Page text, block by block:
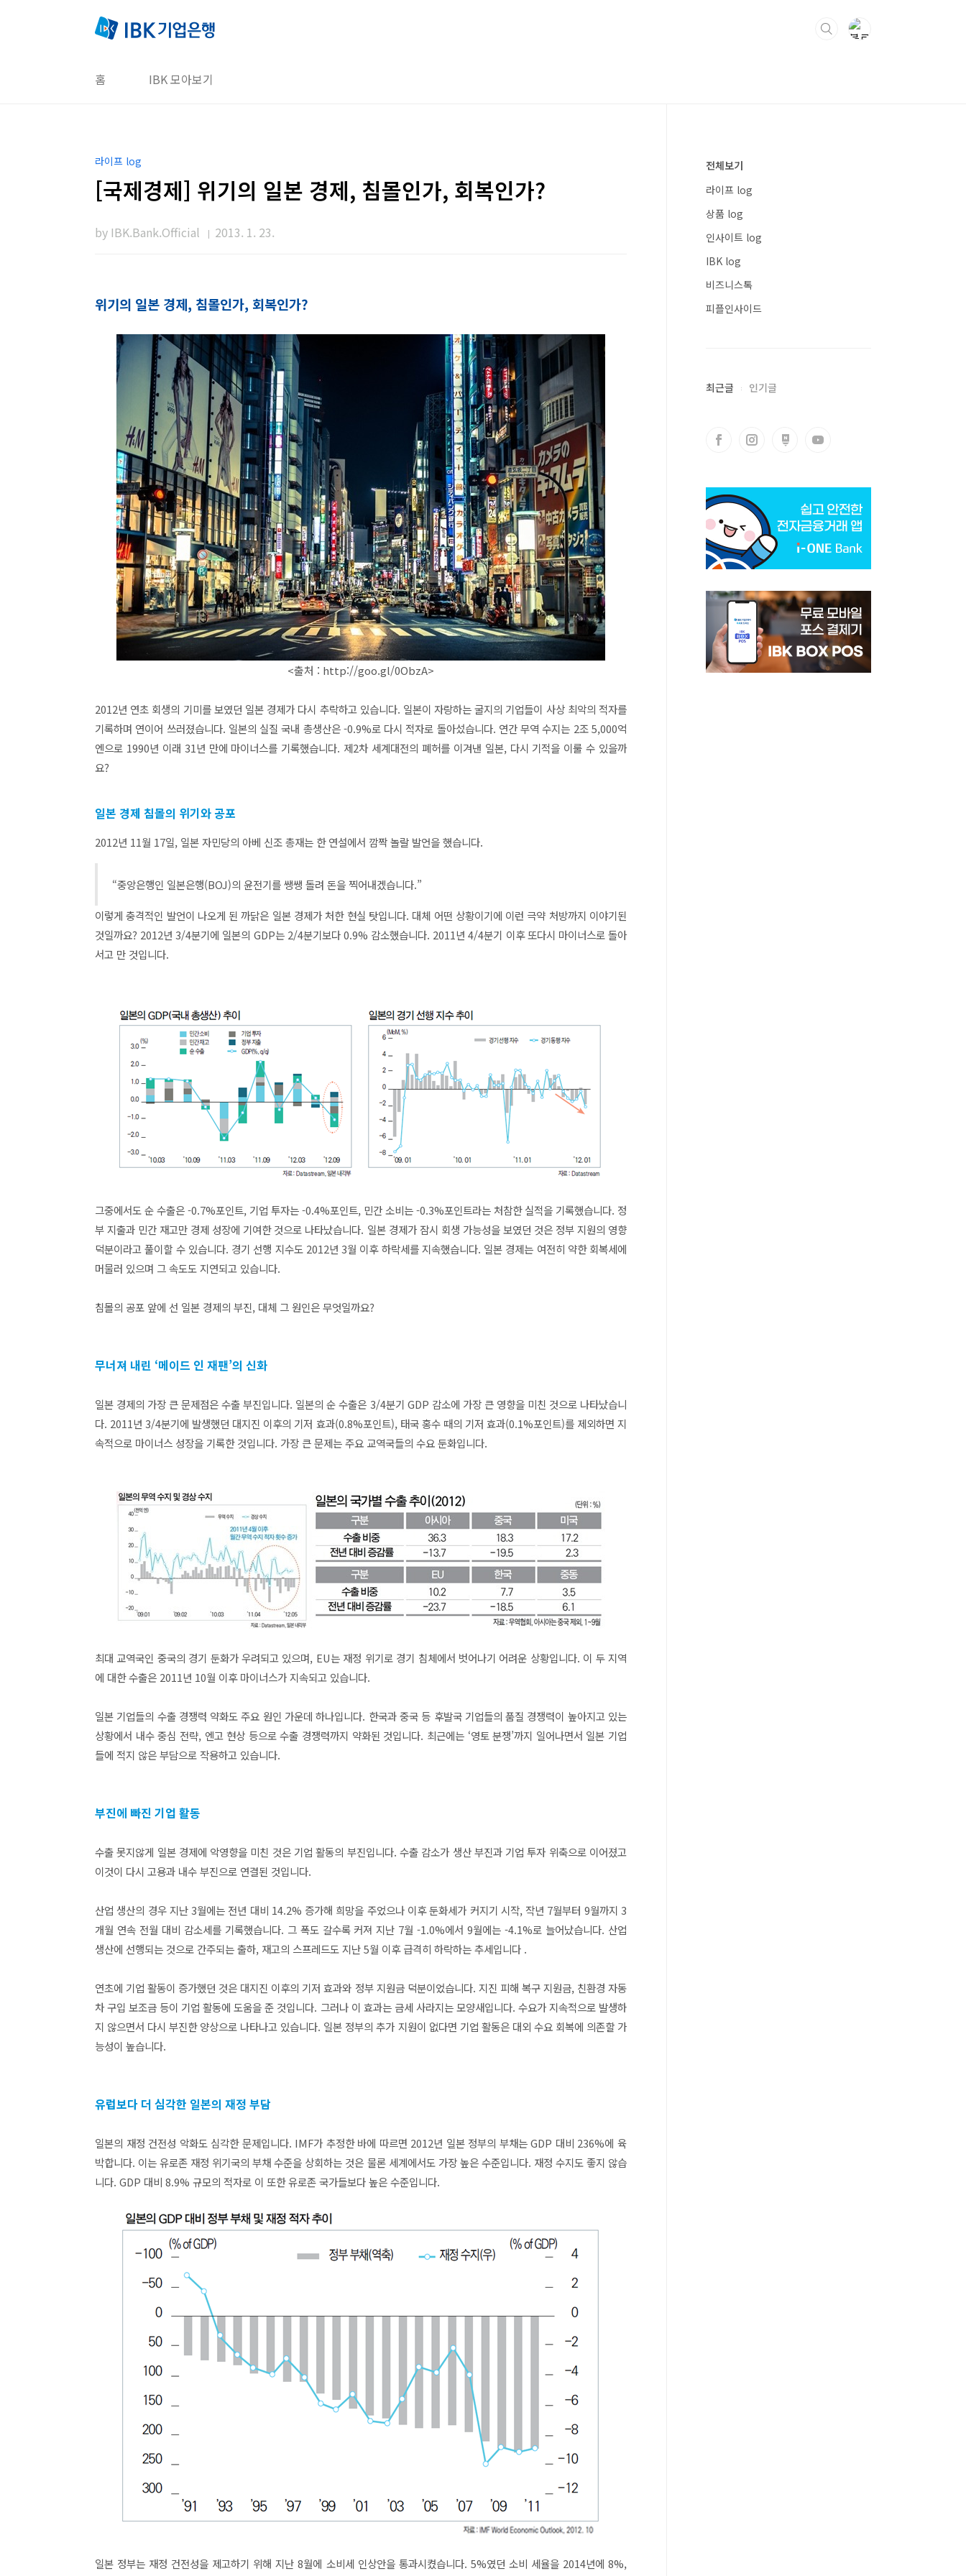
홈 IBK 모아보기
라이프 log
[국제경제] 위기의 일본 경제, 침몰인가, 회복인가?
by IBK.Bank.Official 2013. 1. 23.
위기의 일본 경제, 침몰인가, 회복인가?
<출처 : http://goo.gl/0ObzA>
2012년 연초 회생의 기미를 보였던 일본 경제가 다시 추락하고 있습니다. 일본이 자랑하는 굴지의 기업들이 사상 최악의 적자를
기록하며 연이어 쓰러졌습니다. 일본의 실질 국내 총생산은 -0.9%로 다시 적자로 돌아섰습니다. 연간 무역 수지는 2조 5,000억
엔으로 1990년 이래 31년 만에 마이너스를 기록했습니다. 제2차 세계대전의 폐허를 이겨낸 일본, 다시 기적을 이룰 수 있을까
요?
일본 경제 침몰의 위기와 공포
2012년 11월 17일, 일본 자민당의 아베 신조 총재는 한 연설에서 깜짝 놀랄 발언을 했습니다.
“중앙은행인 일본은행(BOJ)의 윤전기를 쌩쌩 돌려 돈을 찍어내겠습니다.”
이렇게 충격적인 발언이 나오게 된 까닭은 일본 경제가 처한 현실 탓입니다. 대체 어떤 상황이기에 이런 극약 처방까지 이야기된
것일까요? 2012년 3/4분기에 일본의 GDP는 2/4분기보다 0.9% 감소했습니다. 2011년 4/4분기 이후 또다시 마이너스로 돌아
서고 만 것입니다.
그중에서도 순 수출은 -0.7%포인트, 기업 투자는 -0.4%포인트, 민간 소비는 -0.3%포인트라는 처참한 실적을 기록했습니다. 정
부 지출과 민간 재고만 경제 성장에 기여한 것으로 나타났습니다. 일본 경제가 잠시 회생 가능성을 보였던 것은 정부 지원의 영향
덕분이라고 풀이할 수 있습니다. 경기 선행 지수도 2012년 3월 이후 하락세를 지속했습니다. 일본 경제는 여전히 약한 회복세에
머물러 있으며 그 속도도 지연되고 있습니다.
침몰의 공포 앞에 선 일본 경제의 부진, 대체 그 원인은 무엇일까요?
무너져 내린 ‘메이드 인 재팬’의 신화
일본 경제의 가장 큰 문제점은 수출 부진입니다. 일본의 순 수출은 3/4분기 GDP 감소에 가장 큰 영향을 미친 것으로 나타났습니
다. 2011년 3/4분기에 발생했던 대지진 이후의 기저 효과(0.8%포인트), 태국 홍수 때의 기저 효과(0.1%포인트)를 제외하면 지
속적으로 마이너스 성장을 기록한 것입니다. 가장 큰 문제는 주요 교역국들의 수요 둔화입니다.
최대 교역국인 중국의 경기 둔화가 우려되고 있으며, EU는 재정 위기로 경기 침체에서 벗어나기 어려운 상황입니다. 이 두 지역
에 대한 수출은 2011년 10월 이후 마이너스가 지속되고 있습니다.
일본 기업들의 수출 경쟁력 약화도 주요 원인 가운데 하나입니다. 한국과 중국 등 후발국 기업들의 품질 경쟁력이 높아지고 있는
상황에서 내수 중심 전략, 엔고 현상 등으로 수출 경쟁력까지 약화된 것입니다. 최근에는 ‘영토 분쟁’까지 일어나면서 일본 기업
들에 적지 않은 부담으로 작용하고 있습니다.
부진에 빠진 기업 활동
수출 못지않게 일본 경제에 악영향을 미친 것은 기업 활동의 부진입니다. 수출 감소가 생산 부진과 기업 투자 위축으로 이어졌고
이것이 다시 고용과 내수 부진으로 연결된 것입니다.
산업 생산의 경우 지난 3월에는 전년 대비 14.2% 증가해 희망을 주었으나 이후 둔화세가 커지기 시작, 작년 7월부터 9월까지 3
개월 연속 전월 대비 감소세를 기록했습니다. 그 폭도 갈수록 커져 지난 7월 -1.0%에서 9월에는 -4.1%로 늘어났습니다. 산업
생산에 선행되는 것으로 간주되는 출하, 재고의 스프레드도 지난 5월 이후 급격히 하락하는 추세입니다 .
연초에 기업 활동이 증가했던 것은 대지진 이후의 기저 효과와 정부 지원금 덕분이었습니다. 지진 피해 복구 지원금, 친환경 자동
차 구입 보조금 등이 기업 활동에 도움을 준 것입니다. 그러나 이 효과는 금세 사라지는 모양새입니다. 수요가 지속적으로 발생하
지 않으면서 다시 부진한 양상으로 나타나고 있습니다. 일본 정부의 추가 지원이 없다면 기업 활동은 대외 수요 회복에 의존할 가
능성이 높습니다.
유럽보다 더 심각한 일본의 재정 부담
일본의 재정 건전성 악화도 심각한 문제입니다. IMF가 추정한 바에 따르면 2012년 일본 정부의 부채는 GDP 대비 236%에 육
박합니다. 이는 유로존 재정 위기국의 부채 수준을 상회하는 것은 물론 세계에서도 가장 높은 수준입니다. 재정 수지도 좋지 않습
니다. GDP 대비 8.9% 규모의 적자로 이 또한 유로존 국가들보다 높은 수준입니다.
일본 정부는 재정 건전성을 제고하기 위해 지난 8월에 소비세 인상안을 통과시켰습니다. 5%였던 소비 세율을 2014년에 8%,
전체보기
라이프 log
상품 log
인사이트 log
IBK log
비즈니스톡
피플인사이드
최근글 인기글